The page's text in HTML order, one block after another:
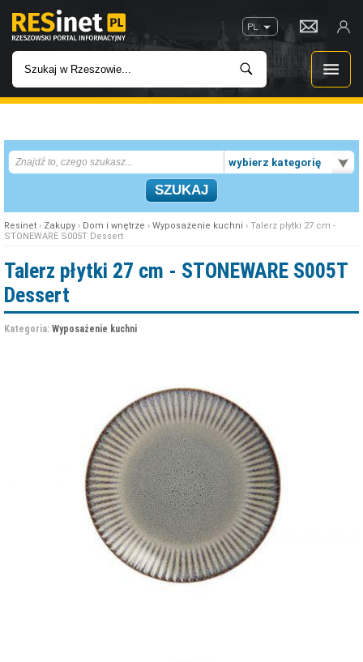
PL
INWESTYCJE
IMPREZY
W KINACH
W RZESZOWIE
wybierz kategorię
Resinet › Zakupy › Dom i wnętrze › Wyposażenie kuchni › Talerz płytki 27 cm -
STONEWARE S005T Dessert
Talerz płytki 27 cm - STONEWARE S005T
Dessert
Kategoria: Wyposażenie kuchni